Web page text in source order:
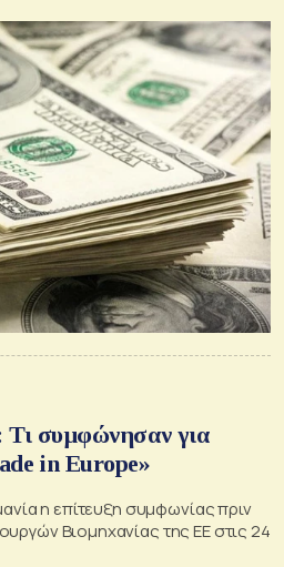
Τι συμφώνησαν για
in Europe»
η επίτευξη συμφωνίας πριν
Βιομηχανίας της ΕΕ στις 24